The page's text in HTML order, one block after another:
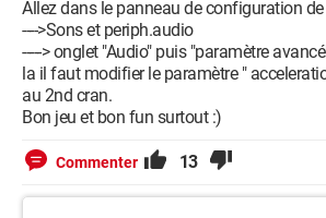
Allez dans le panneau de configuration
---->Sons et periph.audio
-----> onglet "Audio" puis "paramètre
la il faut modifier le paramètre "
au 2nd cran.
Bon jeu et bon fun surtout :)
Commenter 13